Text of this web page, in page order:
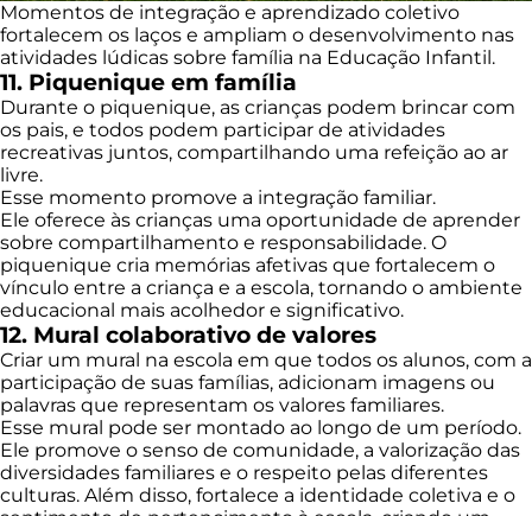
Momentos de integração e aprendizado coletivo
fortalecem os laços e ampliam o desenvolvimento nas
atividades lúdicas sobre família na Educação Infantil.
11. Piquenique em família
Durante o piquenique, as crianças podem brincar com
os pais, e todos podem participar de atividades
recreativas juntos, compartilhando uma refeição ao ar
livre.
Esse momento promove a integração familiar.
Ele oferece às crianças uma oportunidade de aprender
sobre compartilhamento e responsabilidade. O
piquenique cria memórias afetivas que fortalecem o
vínculo entre a criança e a escola, tornando o ambiente
educacional mais acolhedor e significativo.
12. Mural colaborativo de valores
Criar um mural na escola em que todos os alunos, com a
participação de suas famílias, adicionam imagens ou
palavras que representam os valores familiares.
Esse mural pode ser montado ao longo de um período.
Ele promove o senso de comunidade, a valorização das
diversidades familiares e o respeito pelas diferentes
culturas. Além disso, fortalece a identidade coletiva e o